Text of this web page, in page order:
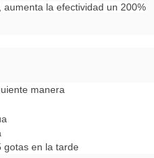
la efectividad un 200%
manera
gotas en la tarde